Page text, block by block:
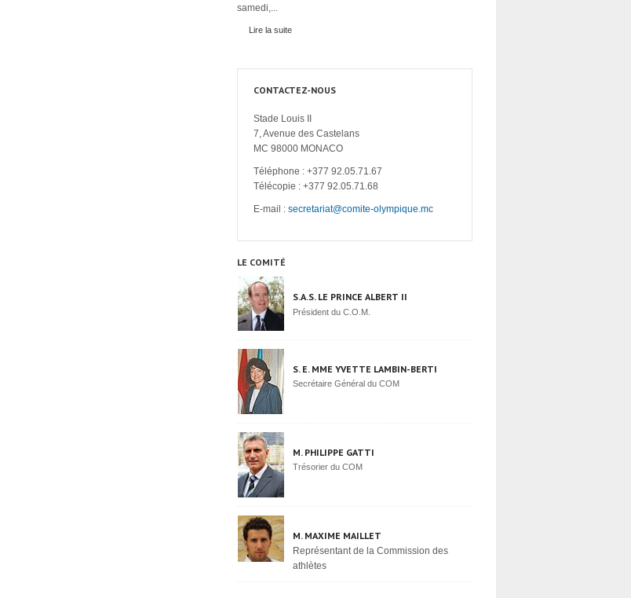
samedi,...
Lire la suite
CONTACTEZ-NOUS
Stade Louis II
7, Avenue des Castelans
MC 98000 MONACO
Téléphone : +377 92.05.71.67
Télécopie : +377 92.05.71.68
E-mail : secretariat@comite-olympique.mc
LE COMITÉ
S.A.S. LE PRINCE ALBERT II
Président du C.O.M.
S. E. MME YVETTE LAMBIN-BERTI
Secrétaire Général du COM
M. PHILIPPE GATTI
Trésorier du COM
M. MAXIME MAILLET
Représentant de la Commission des
athlètes